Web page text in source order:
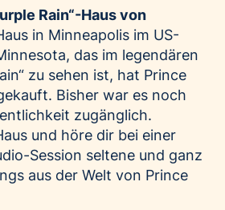
Rain“-Haus von
in Minneapolis im US-
das im legendären
zu sehen ist, hat Prince
Bisher war es noch
zugänglich.
und höre dir bei einer
Session seltene und ganz
aus der Welt von Prince